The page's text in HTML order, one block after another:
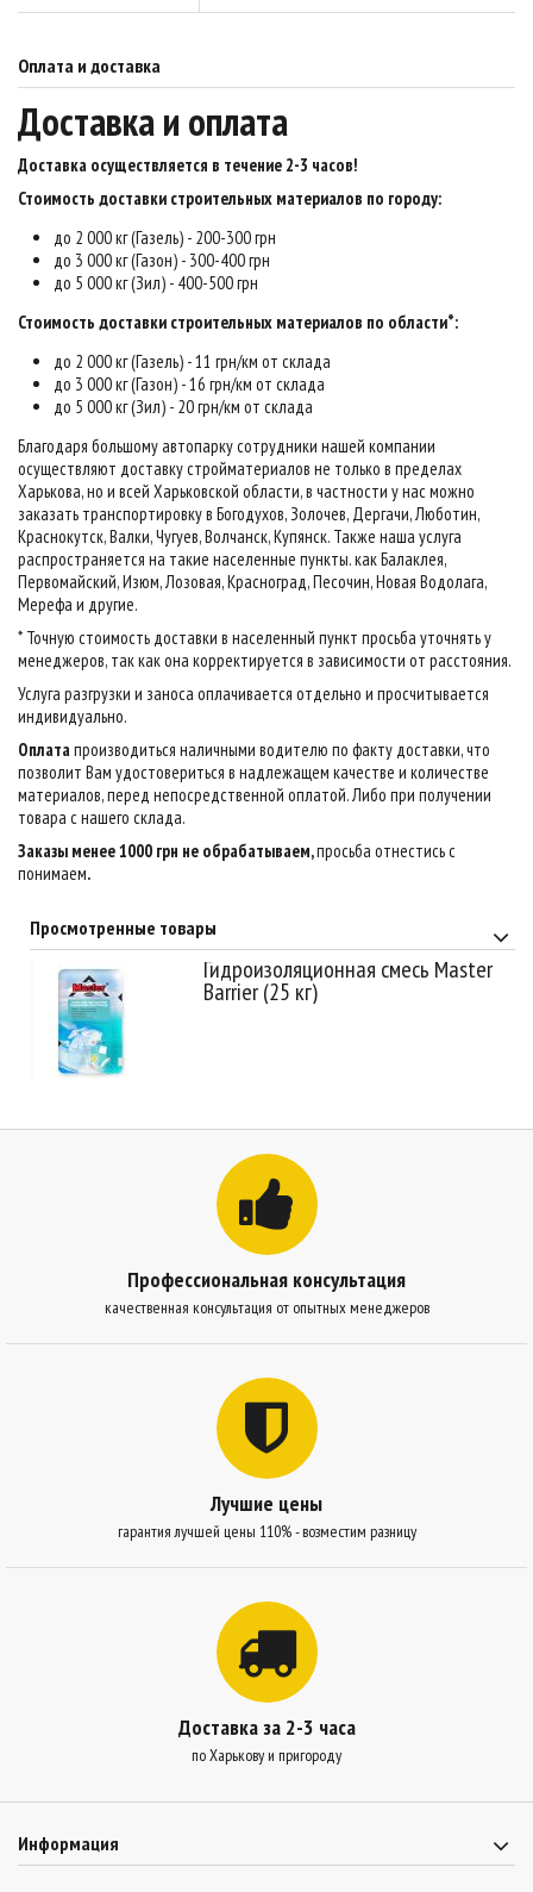
Оплата и доставка
Доставка и оплата
Доставка осуществляется в течение 2-3 часов!
Стоимость доставки строительных материалов по городу:
до 2 000 кг (Газель) - 200-300 грн
до 3 000 кг (Газон) - 300-400 грн
до 5 000 кг (Зил) - 400-500 грн
Стоимость доставки строительных материалов по области*:
до 2 000 кг (Газель) - 11 грн/км от склада
до 3 000 кг (Газон) - 16 грн/км от склада
до 5 000 кг (Зил) - 20 грн/км от склада
Благодаря большому автопарку сотрудники нашей компании
осуществляют доставку стройматериалов не только в пределах
Харькова, но и всей Харьковской области, в частности у нас можно
заказать транспортировку в Богодухов, Золочев, Дергачи, Люботин,
Краснокутск, Валки, Чугуев, Волчанск, Купянск. Также наша услуга
распространяется на такие населенные пункты. как Балаклея,
Первомайский, Изюм, Лозовая, Красноград, Песочин, Новая Водолага,
Мерефа и другие.
* Точную стоимость доставки в населенный пункт просьба уточнять у
менеджеров, так как она корректируется в зависимости от расстояния.
Услуга разгрузки и заноса оплачивается отдельно и просчитывается
индивидуально.
Оплатапроизводиться наличными водителю по факту доставки, что
позволит Вам удостовериться в надлежащем качестве и количестве
материалов, перед непосредственной оплатой. Либо при получении
товара с нашего склада.
Заказы менее 1000 грн не обрабатываем,просьба отнестись с
понимаем.
Просмотренные товары
Гидроизоляционная смесь Master
Barrier (25 кг)
Профессиональная консультация
качественная консультация от опытных менеджеров
Лучшие цены
гарантия лучшей цены 110% - возместим разницу
Доставка за 2-3 часа
по Харькову и пригороду
Информация